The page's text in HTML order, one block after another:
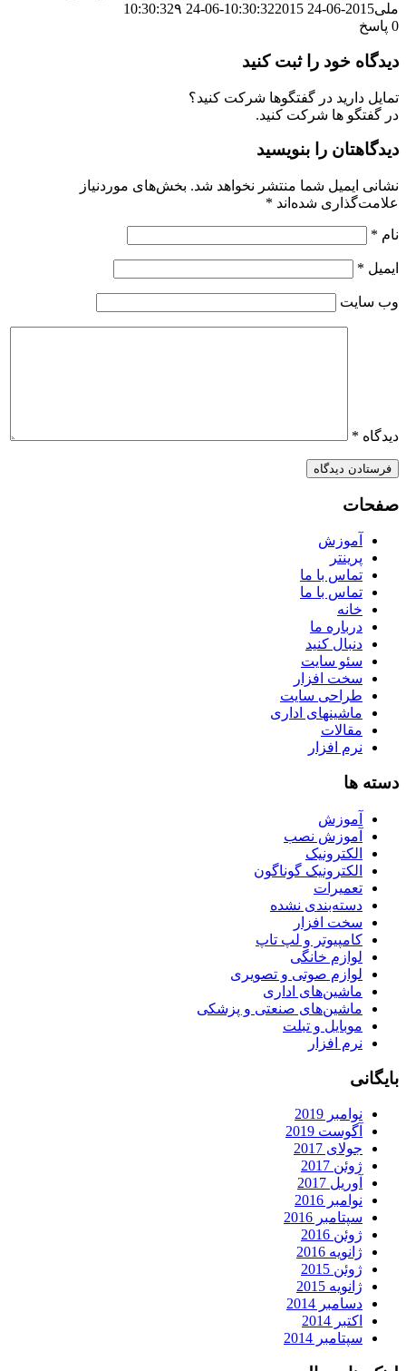
ملی2015-06-24 10:30:32
2015-06-24 10:30:32
۹
0 پاسخ
دیدگاه خود را ثبت کنید
تمایل دارید در گفتگوها شرکت کنید؟
در گفتگو ها شرکت کنید.
دیدگاهتان را بنویسید
نشانی ایمیل شما منتشر نخواهد شد. بخش‌های موردنیاز
علامت‌گذاری شده‌اند *
نام *
ایمیل *
وب‌ سایت
دیدگاه *
صفحات
آموزش
پرینتر
تماس با ما
تماس با ما
خانه
درباره ما
دنبال کنید
سئو سایت
سخت افزار
طراحی سایت
ماشینهای اداری
مقالات
نرم افزار
دسته ها
آموزش
آموزش نصب
الکترونیک
الکترونیک گوناگون
تعمیرات
دسته‌بندی نشده
سخت افزار
کامپیوتر و لپ تاپ
لوازم خانگی
لوازم صوتی و تصویری
ماشین‌های اداری
ماشین‌های صنعتی و پزشکی
موبایل و تبلت
نرم افزار
بایگانی
نوامبر 2019
آگوست 2019
جولای 2017
ژوئن 2017
آوریل 2017
نوامبر 2016
سپتامبر 2016
ژوئن 2016
ژانویه 2016
ژوئن 2015
ژانویه 2015
دسامبر 2014
اکتبر 2014
سپتامبر 2014